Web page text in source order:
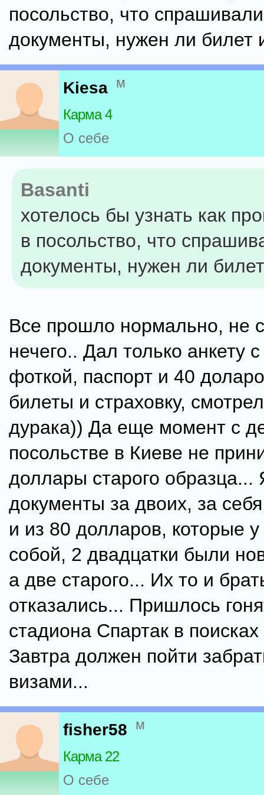
посольство, что
документы, нужен ли билет
Kiesa м
Карма 4
О себе
Basanti
хотелось бы узнать как
в посольство, что
документы, нужен ли
Все прошло нормально, не
нечего.. Дал только анкету
фоткой, паспорт и 40
билеты и страховку,
дурака)) Да еще момент с
посольстве в Киеве не
доллары старого образца...
документы за двоих, за
и из 80 долларов, которые
собой, 2 двадцатки были
а две старого... Их то и
отказались... Пришлось
стадиона Спартак в
Завтра должен пойти
визами...
fisher58 м
Карма 22
О себе